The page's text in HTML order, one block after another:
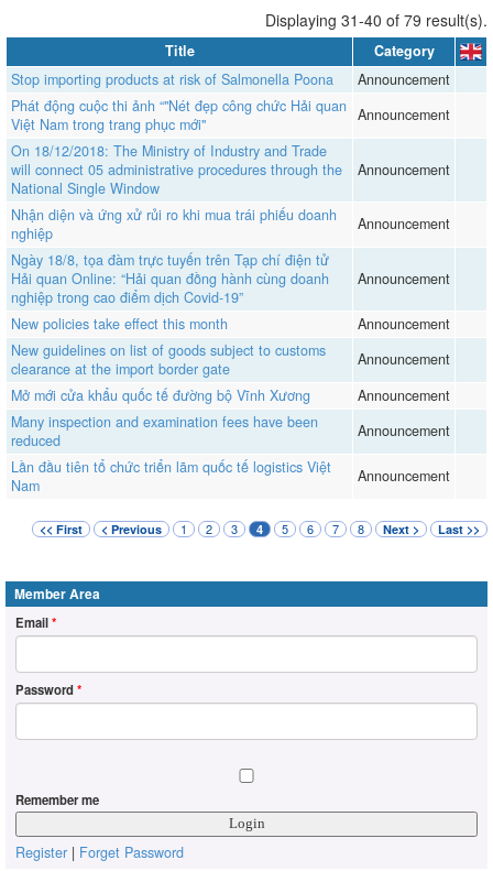
Displaying 31-40 of 79 result(s).
Title
Category
Stop importing products at risk of Salmonella Poona
Announcement
Phát động cuộc thi ảnh “"Nét đẹp công chức Hải quan
Việt Nam trong trang phục mới"
Announcement
On 18/12/2018: The Ministry of Industry and Trade
will connect 05 administrative procedures through the
National Single Window
Announcement
Nhận diện và ứng xử rủi ro khi mua trái phiếu doanh
nghiệp
Announcement
Ngày 18/8, tọa đàm trực tuyến trên Tạp chí điện tử
Hải quan Online: “Hải quan đồng hành cùng doanh
nghiệp trong cao điểm dịch Covid-19”
Announcement
New policies take effect this month
Announcement
New guidelines on list of goods subject to customs
clearance at the import border gate
Announcement
Mở mới cửa khẩu quốc tế đường bộ Vĩnh Xương
Announcement
Many inspection and examination fees have been
reduced
Announcement
Lần đầu tiên tổ chức triển lãm quốc tế logistics Việt
Nam
Announcement
<< First < Previous 1 2 3 4 5 6 7 8 Next > Last >>
Member Area
Email*
Password*
Remember me
Register | Forget Password